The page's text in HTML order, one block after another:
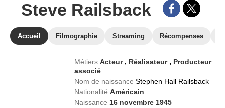
Steve Railsback
Accueil Filmographie Streaming Récompenses
MétiersActeur , Réalisateur , Producteur
associé
Nom de naissanceStephen Hall Railsback
NationalitéAméricain
Naissance 16 novembre 1945